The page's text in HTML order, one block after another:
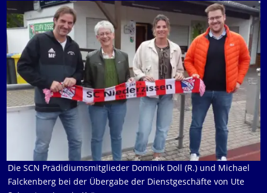
Die SCN Prädidiumsmitglieder Dominik Doll (R.) und Michael
Falckenberg bei der Übergabe der Dienstgeschäfte von Ute